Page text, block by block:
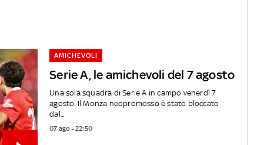
Serie A, le amichevoli del 7 agosto
AMICHEVOLI
Una sola squadra di Serie A in campo venerdì 7
agosto. Il Monza neopromosso è stato bloccato
dal...
07 ago - 22:50